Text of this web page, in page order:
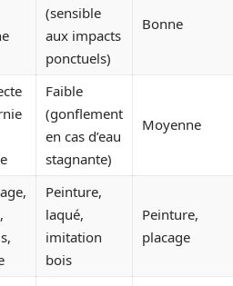
(sensible
aux impacts
ponctuels)
Bonne
Faible
(gonflement
en cas d’eau
stagnante)
Moyenne
Peinture,
laqué,
imitation
bois
Peinture,
placage